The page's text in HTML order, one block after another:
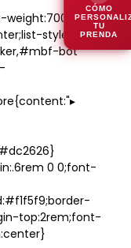
style:none}
bot
0 0;font-
top:2rem;font-
CÓMO
TU
PRENDA